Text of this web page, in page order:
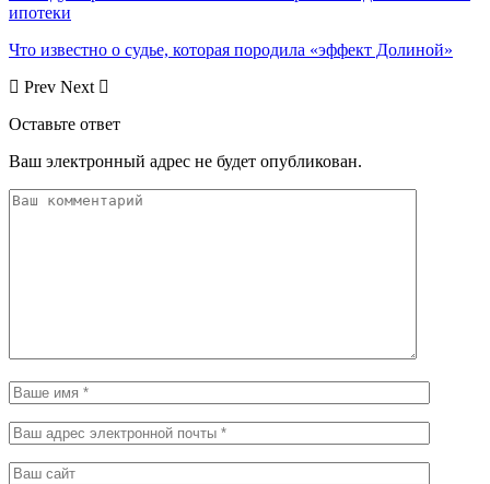
ипотеки
Что известно о судье, которая породила «эффект Долиной»
Prev Next
Оставьте ответ
Ваш электронный адрес не будет опубликован.